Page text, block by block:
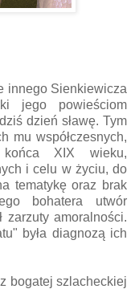
innego Sienkiewicza
jego powieściom
dzień sławę. Tym
mu współczesnych,
końca XIX wieku,
i celu w życiu, do
tematykę oraz brak
bohatera utwór
zarzuty amoralności.
była diagnozą ich
bogatej szlacheckiej